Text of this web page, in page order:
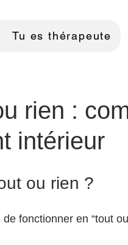
Tu es thérapeute
rien :
intérieur
ou rien ?
fonctionner en “tout